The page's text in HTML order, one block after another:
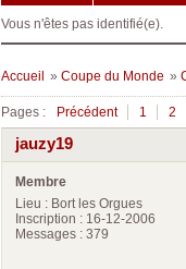
Vous n'êtes pas identifié(e).
Accueil » Coupe du Monde »
Pages : Précédent 1 2
jauzy19
Membre
Lieu : Bort les Orgues
Inscription : 16-12-2006
Messages : 379